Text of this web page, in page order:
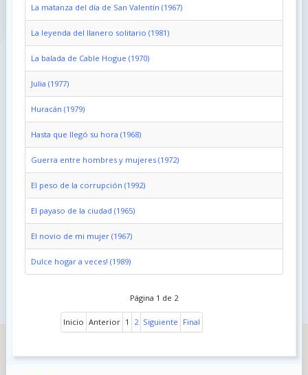
La matanza del día de San Valentín (1967)
La leyenda del llanero solitario (1981)
La balada de Cable Hogue (1970)
Julia (1977)
Huracán (1979)
Hasta que llegó su hora (1968)
Guerra entre hombres y mujeres (1972)
El peso de la corrupción (1992)
El payaso de la ciudad (1965)
El novio de mi mujer (1967)
Dulce hogar a veces! (1989)
Página 1 de 2
Inicio Anterior 1 2 Siguiente Final